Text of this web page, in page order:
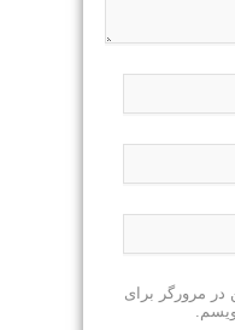
در مرورگر برای